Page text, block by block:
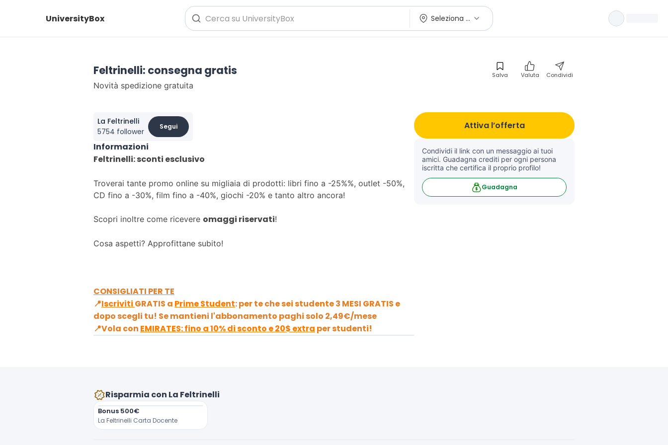
UniversityBox Seleziona città
Feltrinelli: consegna gratis Salva Valuta Condividi
Novità spedizione gratuita
La Feltrinelli
5754 follower
Segui
Informazioni
Feltrinelli: sconti esclusivo
Troverai tante promo online su migliaia di prodotti: libri fino a -25%%, outlet -50%,
CD fino a -30%, film fino a -40%, giochi -20% e tanto altro ancora!
Scopri inoltre come ricevere omaggi riservati!
Cosa aspetti? Approfittane subito!
CONSIGLIATI PER TE
📍Iscriviti GRATIS a Prime Student:per te che sei studente3 MESI GRATIS e
dopo scegli tu! Se mantieni l'abbonamento paghi solo 2,49€/mese
📍Vola con EMIRATES: fino a 10% di sconto e 20$ extra per studenti!
Attiva l’offerta
Condividi il link con un messaggio ai tuoi
amici. Guadagna crediti per ogni persona
iscritta che certifica il proprio profilo!
Guadagna
Risparmia con La Feltrinelli
Bonus 500€
La Feltrinelli Carta Docente